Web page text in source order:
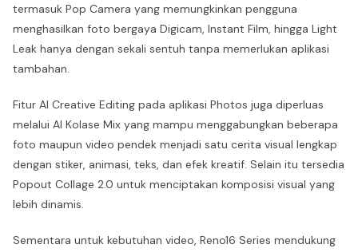
termasuk Pop Camera yang memungkinkan pengguna
menghasilkan foto bergaya Digicam, Instant Film, hingga Light
Leak hanya dengan sekali sentuh tanpa memerlukan aplikasi
tambahan.
Fitur AI Creative Editing pada aplikasi Photos juga diperluas
melalui AI Kolase Mix yang mampu menggabungkan beberapa
foto maupun video pendek menjadi satu cerita visual lengkap
dengan stiker, animasi, teks, dan efek kreatif. Selain itu tersedia
Popout Collage 2.0 untuk menciptakan komposisi visual yang
lebih dinamis.
Sementara untuk kebutuhan video, Reno16 Series mendukung